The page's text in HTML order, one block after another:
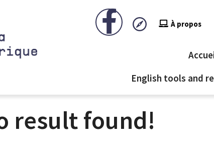
À propos
English tools and
result found!